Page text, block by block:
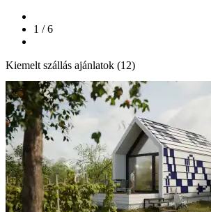
1 / 6
Kiemelt szállás ajánlatok (12)